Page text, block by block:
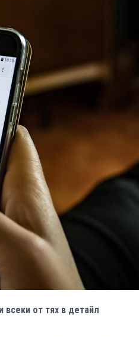
всеки от тях в детайл